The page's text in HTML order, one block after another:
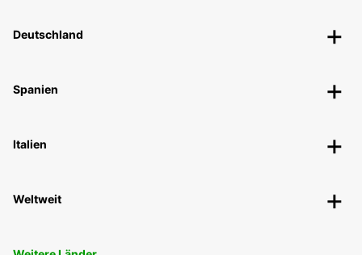
Deutschland
Spanien
Italien
Weltweit